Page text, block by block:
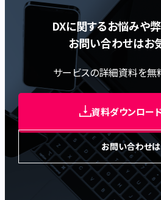
DXに関するお悩みや
お問い合わせはお
サービスの詳細資料を無
資料ダウンロー
お問い合わせは